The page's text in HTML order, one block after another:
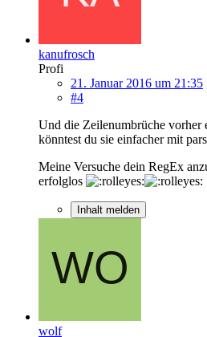
kanufrosch
Profi
21. Januar 2016 um 21:35
#4
Und die Zeilenumbrüche vorher
könntest du sie einfacher mit
Meine Versuche dein RegEx
erfolglos
Inhalt melden
wolf